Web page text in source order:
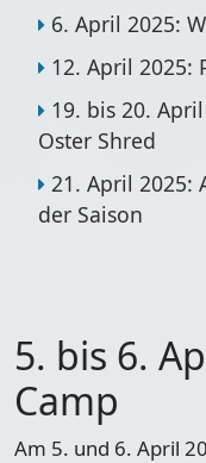
6. April 2025:
12. April 2025:
19. bis 20.
Oster Shred
21. April 2025:
der Saison
5. bis 6.
Camp
Am 5. und 6. April